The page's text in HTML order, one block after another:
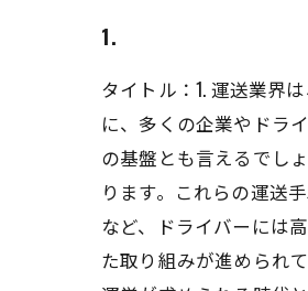
1.
タイトル：1. 運送業界
に、多くの企業やドラ
の基盤とも言えるでし
ります。これらの運送
など、ドライバーには
た取り組みが進められ